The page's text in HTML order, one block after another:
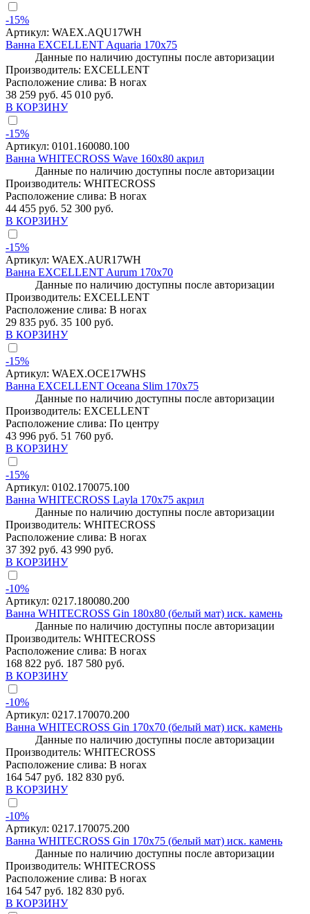
-15%
Артикул: WAEX.AQU17WH
Ванна EXCELLENT Aquaria 170x75
Данные по наличию доступны после авторизации
Производитель: EXCELLENT
Расположение слива: В ногах
38 259 руб. 45 010 руб.
В КОРЗИНУ
-15%
Артикул: 0101.160080.100
Ванна WHITECROSS Wave 160x80 акрил
Данные по наличию доступны после авторизации
Производитель: WHITECROSS
Расположение слива: В ногах
44 455 руб. 52 300 руб.
В КОРЗИНУ
-15%
Артикул: WAEX.AUR17WH
Ванна EXCELLENT Aurum 170x70
Данные по наличию доступны после авторизации
Производитель: EXCELLENT
Расположение слива: В ногах
29 835 руб. 35 100 руб.
В КОРЗИНУ
-15%
Артикул: WAEX.OCE17WHS
Ванна EXCELLENT Oceana Slim 170x75
Данные по наличию доступны после авторизации
Производитель: EXCELLENT
Расположение слива: По центру
43 996 руб. 51 760 руб.
В КОРЗИНУ
-15%
Артикул: 0102.170075.100
Ванна WHITECROSS Layla 170x75 акрил
Данные по наличию доступны после авторизации
Производитель: WHITECROSS
Расположение слива: В ногах
37 392 руб. 43 990 руб.
В КОРЗИНУ
-10%
Артикул: 0217.180080.200
Ванна WHITECROSS Gin 180x80 (белый мат) иск. камень
Данные по наличию доступны после авторизации
Производитель: WHITECROSS
Расположение слива: В ногах
168 822 руб. 187 580 руб.
В КОРЗИНУ
-10%
Артикул: 0217.170070.200
Ванна WHITECROSS Gin 170x70 (белый мат) иск. камень
Данные по наличию доступны после авторизации
Производитель: WHITECROSS
Расположение слива: В ногах
164 547 руб. 182 830 руб.
В КОРЗИНУ
-10%
Артикул: 0217.170075.200
Ванна WHITECROSS Gin 170x75 (белый мат) иск. камень
Данные по наличию доступны после авторизации
Производитель: WHITECROSS
Расположение слива: В ногах
164 547 руб. 182 830 руб.
В КОРЗИНУ